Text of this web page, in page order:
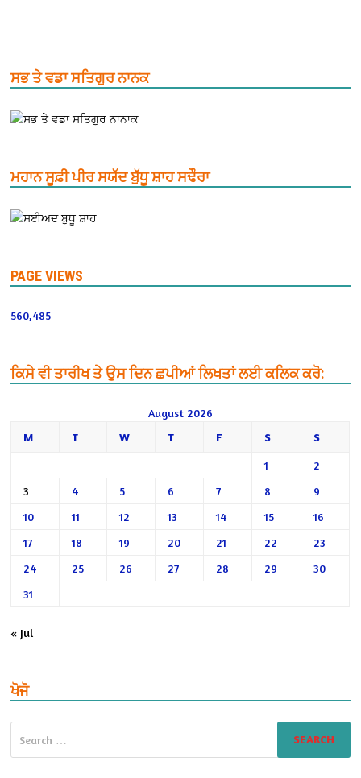
ਸਭ ਤੇ ਵਡਾ ਸਤਿਗੁਰ ਨਾਨਕ
ਮਹਾਨ ਸੂਫ਼ੀ ਪੀਰ ਸਯੱਦ ਬੁੱਧੂ ਸ਼ਾਹ ਸਢੌਰਾ
PAGE VIEWS
560,485
ਕਿਸੇ ਵੀ ਤਾਰੀਖ ਤੇ ਉਸ ਦਿਨ ਛਪੀਆਂ ਲਿਖਤਾਂ ਲਈ ਕਲਿਕ ਕਰੋ:
August 2026
M
T W T F S S
1
2
3
4 5 6 7 8
9
10
11 12 13 14 15
16
17
18 19 20 21 22
23
24
25 26 27 28 29
30
31
« Jul
ਖੋਜੋ
for: